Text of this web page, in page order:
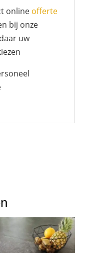
online offerte
bij onze
uw